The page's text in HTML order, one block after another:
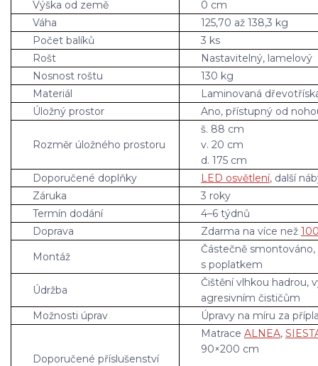
Výška od země
0 cm
Váha
125,70 až 138,3 kg
Počet balíků
3 ks
Rošt
Nastavitelný, lamelový
Nosnost roštu
130 kg
Materiál
Laminovaná
Úložný prostor
Ano, přístupný od
Rozměr úložného prostoru
š. 88 cm
v. 20 cm
d. 175 cm
Doporučené doplňky
LED osvětlení, další
Záruka
3 roky
Termín dodání
4–6 týdnů
Doprava
Zdarma na více než
Montáž
Částečně
s poplatkem
Údržba
Čištění vlhkou hadrou,
agresivním čističům
Možnosti úprav
Úpravy na míru za
Doporučené příslušenství
Matrace ALNEA,
90×200 cm